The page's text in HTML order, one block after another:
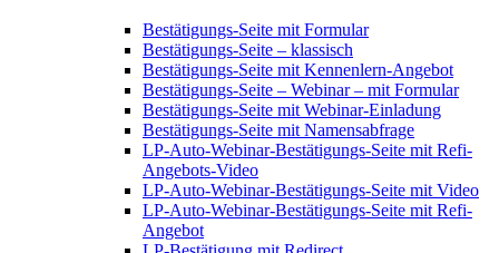
Bestätigungs-Seite mit Formular
Bestätigungs-Seite – klassisch
Bestätigungs-Seite mit Kennenlern-Angebot
Bestätigungs-Seite – Webinar – mit Formular
Bestätigungs-Seite mit Webinar-Einladung
Bestätigungs-Seite mit Namensabfrage
LP-Auto-Webinar-Bestätigungs-Seite mit Refi-
Angebots-Video
LP-Auto-Webinar-Bestätigungs-Seite mit Video
LP-Auto-Webinar-Bestätigungs-Seite mit Refi-
Angebot